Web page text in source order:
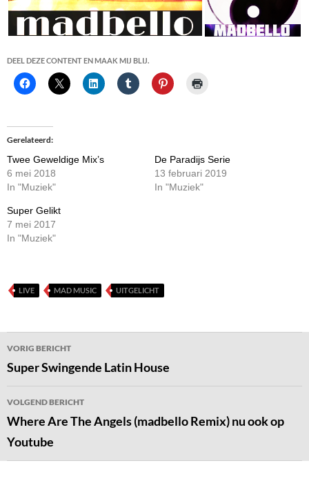
DEEL DEZE CONTENT EN MAAK MIJ BLIJ.
Gerelateerd
Twee Geweldige Mix’s
6 mei 2018
In "Muziek"
De Paradijs Serie
13 februari 2019
In "Muziek"
Super Gelikt
7 mei 2017
In "Muziek"
LIVE MAD MUSIC UITGELICHT
Bericht
navigatie
VORIG BERICHT
Super Swingende Latin House
VOLGEND BERICHT
Where Are The Angels (madbello Remix) nu ook op
Youtube